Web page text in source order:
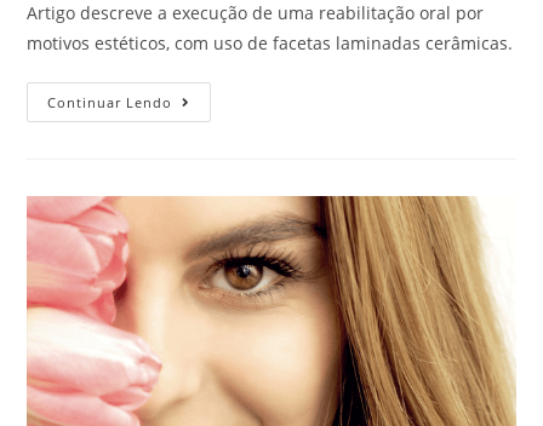
Artigo descreve a execução de uma reabilitação oral por
motivos estéticos, com uso de facetas laminadas cerâmicas.
Continuar Lendo